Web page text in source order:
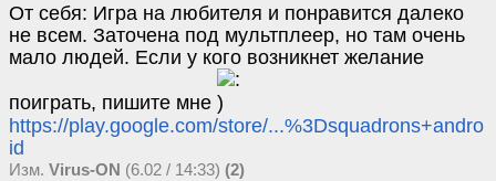
От себя: Игра на любителя и понравится далеко
не всем. Заточена под мультплеер, но там очень
мало людей. Если у кого возникнет желание
поиграть, пишите мне
https://play.google.com/store/...%3Dsquadrons+andro
id
Изм. Virus-ON (6.02 / 14:33) (2)